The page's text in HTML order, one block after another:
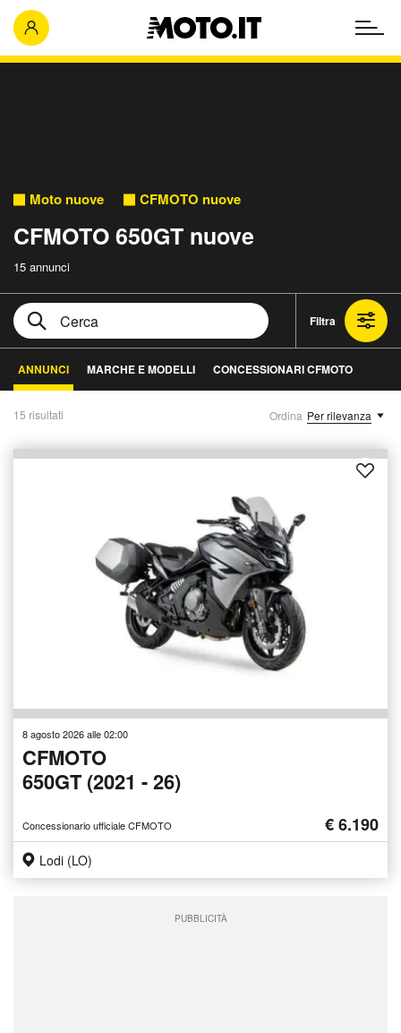
Moto nuove CFMOTO nuove
CFMOTO 650GT nuove
15 annunci
Filtra
ANNUNCI MARCHE E MODELLI CONCESSIONARI CFMOTO
15 risultati Ordina Per rilevanza
8 agosto 2026 alle 02:00
CFMOTO
650GT (2021 - 26)
Concessionario ufficiale CFMOTO € 6.190
Lodi (LO)
PUBBLICITÀ